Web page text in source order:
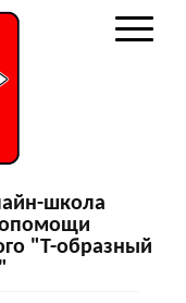
школа
"Т-образный